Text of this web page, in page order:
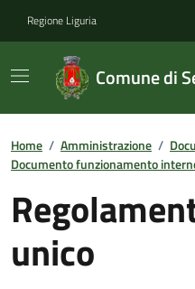
Regione Liguria
Comune di
Home / Amministrazione /
Documento funzionamento
unico